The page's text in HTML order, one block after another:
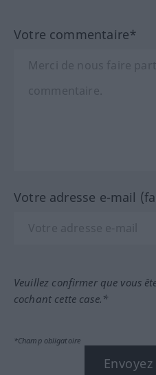
Votre commentaire*
Votre adresse e-mail
Veuillez confirmer que vous
cochant cette case.*
*Champ obligatoire